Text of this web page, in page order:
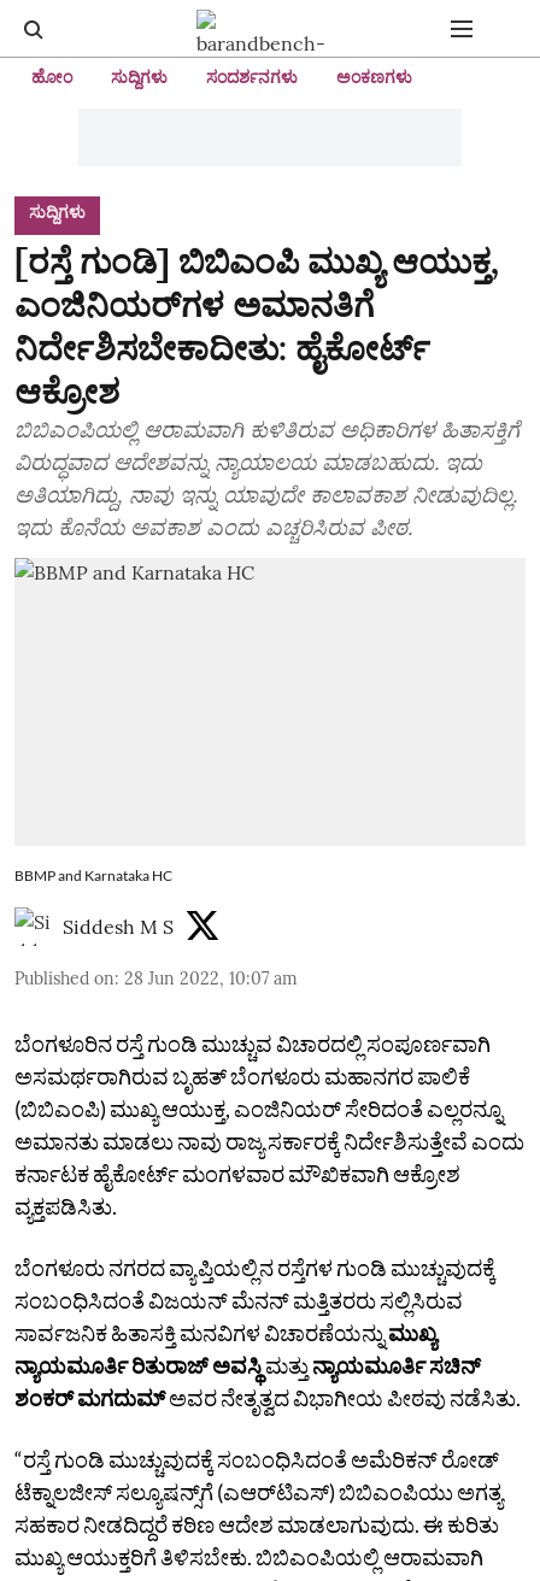
ಹೋಂ ಸುದ್ದಿಗಳು ಸಂದರ್ಶನಗಳು ಅಂಕಣಗಳು
ಸುದ್ದಿಗಳು
[ರಸ್ತೆ ಗುಂಡಿ] ಬಿಬಿಎಂಪಿ ಮುಖ್ಯ ಆಯುಕ್ತ,
ಎಂಜಿನಿಯರ್‌ಗಳ ಅಮಾನತಿಗೆ
ನಿರ್ದೇಶಿಸಬೇಕಾದೀತು: ಹೈಕೋರ್ಟ್‌
ಆಕ್ರೋಶ
ಬಿಬಿಎಂಪಿಯಲ್ಲಿ ಆರಾಮವಾಗಿ ಕುಳಿತಿರುವ ಅಧಿಕಾರಿಗಳ ಹಿತಾಸಕ್ತಿಗೆ
ವಿರುದ್ಧವಾದ ಆದೇಶವನ್ನು ನ್ಯಾಯಾಲಯ ಮಾಡಬಹುದು. ಇದು
ಅತಿಯಾಗಿದ್ದು, ನಾವು ಇನ್ನು ಯಾವುದೇ ಕಾಲಾವಕಾಶ ನೀಡುವುದಿಲ್ಲ.
ಇದು ಕೊನೆಯ ಅವಕಾಶ ಎಂದು ಎಚ್ಚರಿಸಿರುವ ಪೀಠ.
BBMP and Karnataka HC
Siddesh M S
Published on: 28 Jun 2022, 10:07 am
ಬೆಂಗಳೂರಿನ ರಸ್ತೆ ಗುಂಡಿ ಮುಚ್ಚುವ ವಿಚಾರದಲ್ಲಿ ಸಂಪೂರ್ಣವಾಗಿ
ಅಸಮರ್ಥರಾಗಿರುವ ಬೃಹತ್‌ ಬೆಂಗಳೂರು ಮಹಾನಗರ ಪಾಲಿಕೆ
(ಬಿಬಿಎಂಪಿ) ಮುಖ್ಯ ಆಯುಕ್ತ, ಎಂಜಿನಿಯರ್‌ ಸೇರಿದಂತೆ ಎಲ್ಲರನ್ನೂ
ಅಮಾನತು ಮಾಡಲು ನಾವು ರಾಜ್ಯ ಸರ್ಕಾರಕ್ಕೆ ನಿರ್ದೇಶಿಸುತ್ತೇವೆ ಎಂದು
ಕರ್ನಾಟಕ ಹೈಕೋರ್ಟ್‌ ಮಂಗಳವಾರ ಮೌಖಿಕವಾಗಿ ಆಕ್ರೋಶ
ವ್ಯಕ್ತಪಡಿಸಿತು.
ಬೆಂಗಳೂರು ನಗರದ ವ್ಯಾಪ್ತಿಯಲ್ಲಿನ ರಸ್ತೆಗಳ ಗುಂಡಿ ಮುಚ್ಚುವುದಕ್ಕೆ
ಸಂಬಂಧಿಸಿದಂತೆ ವಿಜಯನ್ ಮೆನನ್ ಮತ್ತಿತರರು ಸಲ್ಲಿಸಿರುವ
ಸಾರ್ವಜನಿಕ ಹಿತಾಸಕ್ತಿ ಮನವಿಗಳ ವಿಚಾರಣೆಯನ್ನುಮುಖ್ಯ
ನ್ಯಾಯಮೂರ್ತಿ ರಿತುರಾಜ್ ಅವಸ್ಥಿಮತ್ತು ನ್ಯಾಯಮೂರ್ತಿ ಸಚಿನ್‌
ಶಂಕರ್‌ ಮಗದುಮ್‌ಅವರ ನೇತೃತ್ವದ ವಿಭಾಗೀಯ ಪೀಠವು ನಡೆಸಿತು.
“ರಸ್ತೆ ಗುಂಡಿ ಮುಚ್ಚುವುದಕ್ಕೆ ಸಂಬಂಧಿಸಿದಂತೆ ಅಮೆರಿಕನ್‌ ರೋಡ್‌
ಟೆಕ್ನಾಲಜೀಸ್‌ ಸಲ್ಯೂಷನ್ಸ್‌ಗೆ (ಎಆರ್‌ಟಿಎಸ್‌) ಬಿಬಿಎಂಪಿಯು ಅಗತ್ಯ
ಸಹಕಾರ ನೀಡದಿದ್ದರೆ ಕಠಿಣ ಆದೇಶ ಮಾಡಲಾಗುವುದು. ಈ ಕುರಿತು
ಮುಖ್ಯ ಆಯುಕ್ತರಿಗೆ ತಿಳಿಸಬೇಕು. ಬಿಬಿಎಂಪಿಯಲ್ಲಿ ಆರಾಮವಾಗಿ